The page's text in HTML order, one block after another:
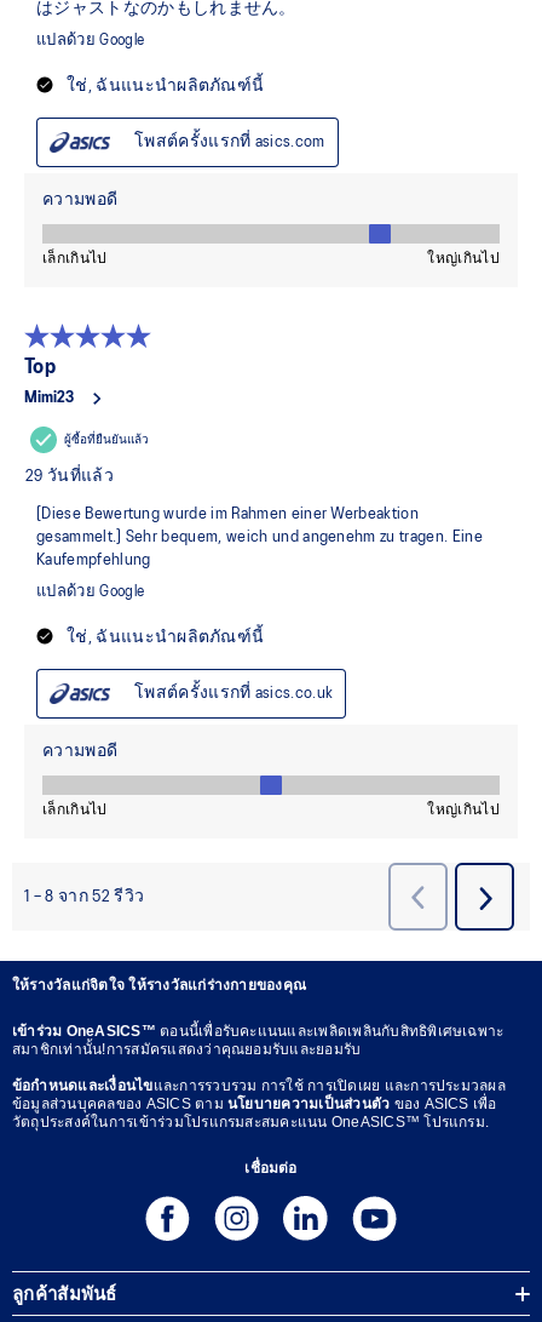
ให้รางวัลแก่จิตใจ ให้รางวัลแก่ร่างกายของคุณ
เข้าร่วม OneASICS™ตอนนี้เพื่อรับคะแนนและเพลิดเพลินกับสิทธิพิเศษเฉพาะ
สมาชิกเท่านั้น!การสมัครแสดงว่าคุณยอมรับและยอมรับ
ข้อกำหนดและเงื่อนไขและการรวบรวม การใช้ การเปิดเผย และการประมวลผล
ข้อมูลส่วนบุคคลของ ASICS ตาม นโยบายความเป็นส่วนตัว ของ ASICS เพื่อ
วัตถุประสงค์ในการเข้าร่วมโปรแกรมสะสมคะแนน OneASICS™ โปรแกรม.
เชื่อมต่อ
ลูกค้าสัมพันธ์